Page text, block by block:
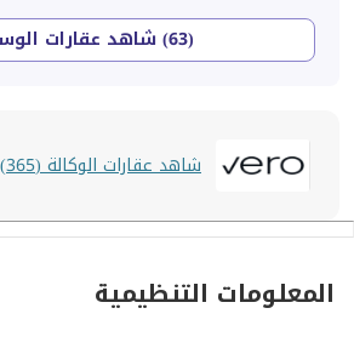
(63) شاهد عقارات الوسيط
شاهد عقارات الوكالة (365)
المعلومات التنظيمية